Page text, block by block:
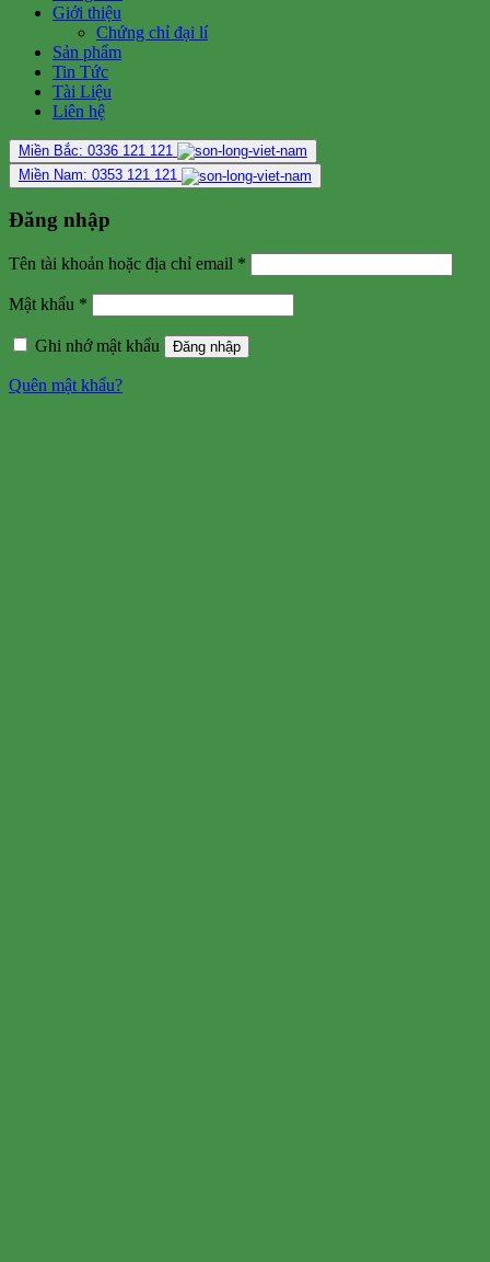
Giới thiệu
Chứng chỉ đại lí
Sản phẩm
Tin Tức
Tài Liệu
Liên hệ
Miền Bắc: 0336 121 121
Miền Nam: 0353 121 121
Đăng nhập
Tên tài khoản hoặc địa chỉ email *
Mật khẩu *
Ghi nhớ mật khẩu Đăng nhập
Quên mật khẩu?